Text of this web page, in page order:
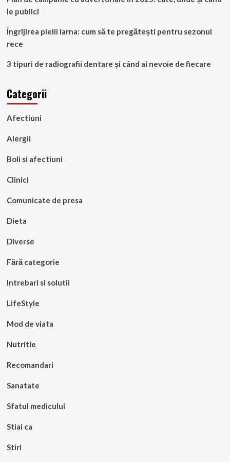
le publici
Îngrijirea pielii iarna: cum să te pregătești pentru sezonul
rece
3 tipuri de radiografii dentare și când ai nevoie de fiecare
Categorii
Afectiuni
Alergii
Boli si afectiuni
Clinici
Comunicate de presa
Dieta
Diverse
Fără categorie
Intrebari si solutii
LifeStyle
Mod de viata
Nutritie
Recomandari
Sanatate
Sfatul medicului
Stiai ca
Stiri